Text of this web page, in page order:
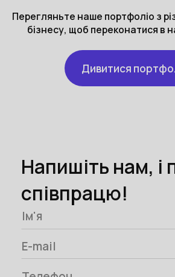
Перегляньте наше портфоліо з
бізнесу, щоб переконатися в
Дивитися
Напишіть нам, і
співпрацю!